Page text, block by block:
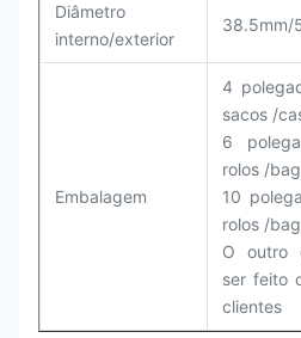
Diâmetro
interno/exterior
38.5mm/
Embalagem
4
sacos /
6
rolos /
10
rolos /
O outro
ser feito
clientes